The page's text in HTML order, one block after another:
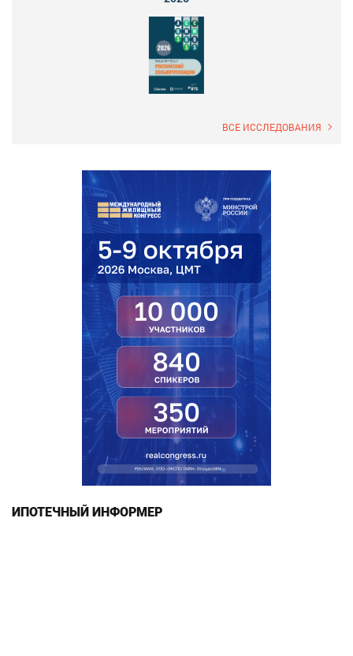
ВСЕ ИССЛЕДОВАНИЯ
ИПОТЕЧНЫЙ ИНФОРМЕР